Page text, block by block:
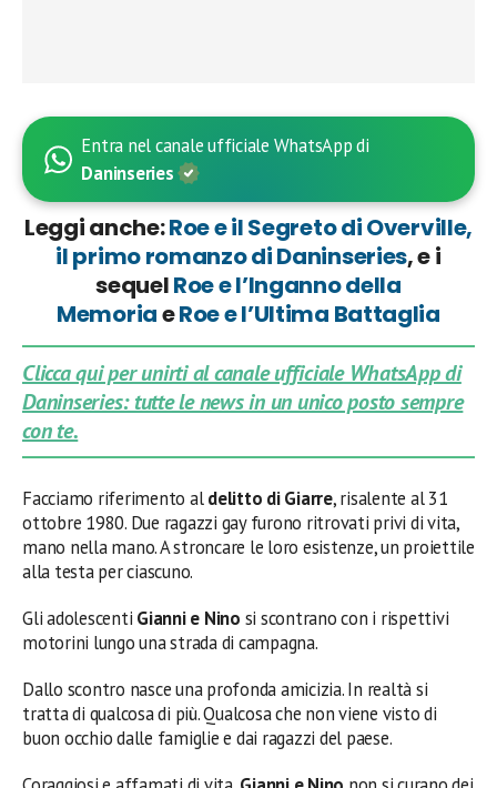
Entra nel canale ufficiale WhatsApp di
Daninseries
Leggi anche:Roe e il Segreto di Overville,
il primo romanzo di Daninseries, e i
sequelRoe e l’Inganno della
MemoriaeRoe e l’Ultima Battaglia
Clicca qui per unirti al canale ufficiale WhatsApp di
Daninseries: tutte le news in un unico posto sempre
con te.
Facciamo riferimento aldelitto di Giarre, risalente al 31
ottobre 1980. Due ragazzi gay furono ritrovati privi di vita,
mano nella mano. A stroncare le loro esistenze, un proiettile
alla testa per ciascuno.
Gli adolescenti Gianni e Nino si scontrano con i rispettivi
motorini lungo una strada di campagna.
Dallo scontro nasce una profonda amicizia. In realtà si
tratta di qualcosa di più. Qualcosa che non viene visto di
buon occhio dalle famiglie e dai ragazzi del paese.